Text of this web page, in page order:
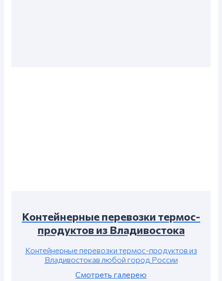
Контейнерные перевозки термос-
продуктов из Владивостока
Контейнерные перевозки термос-продуктов из
Владивостокав любой город России
Смотреть галерею